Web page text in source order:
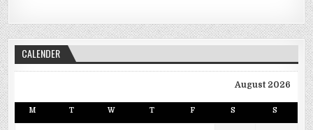
CALENDER
August 2026
M T W T F S S